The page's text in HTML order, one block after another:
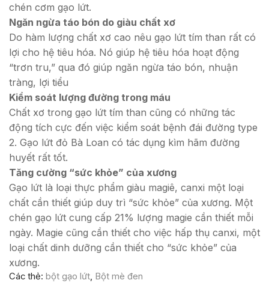
chén cơm gạo lứt.
Ngăn ngừa táo bón do giàu chất xơ
Do hàm lượng chất xơ cao nêu gạo lứt tím than rất có
lợi cho hệ tiêu hóa. Nó giúp hệ tiêu hóa hoạt động
“trơn tru,” qua đó giúp ngăn ngừa táo bón, nhuận
tràng, lợi tiểu
Kiểm soát lượng đường trong máu
Chất xơ trong gạo lứt tím than cũng có những tác
động tích cực đến việc kiểm soát bệnh đái đường type
2. Gạo lứt đỏ Bà Loan có tác dụng kìm hãm đường
huyết rất tốt.
Tăng cường “sức khỏe” của xương
Gạo lứt là loại thực phẩm giàu magiê, canxi một loại
chất cần thiết giúp duy trì “sức khỏe” của xương. Một
chén gạo lứt cung cấp 21% lượng magie cần thiết mỗi
ngày. Magie cũng cần thiết cho việc hấp thụ canxi, một
loại chất dinh dưỡng cần thiết cho “sức khỏe” của
xương.
Các thẻ: bột gạo lứt, Bột mè đen